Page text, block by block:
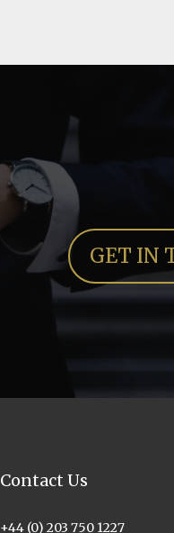
GET IN
Contact Us
+44 (0) 203 750 1227